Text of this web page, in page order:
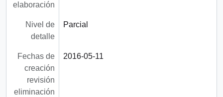
elaboración
Nivel de
detalle
Parcial
Fechas de
creación
revisión
eliminación
2016-05-11